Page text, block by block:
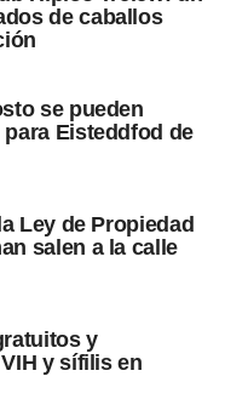
de caballos
se pueden
Eisteddfod de
Ley de Propiedad
salen a la calle
y
y sífilis en